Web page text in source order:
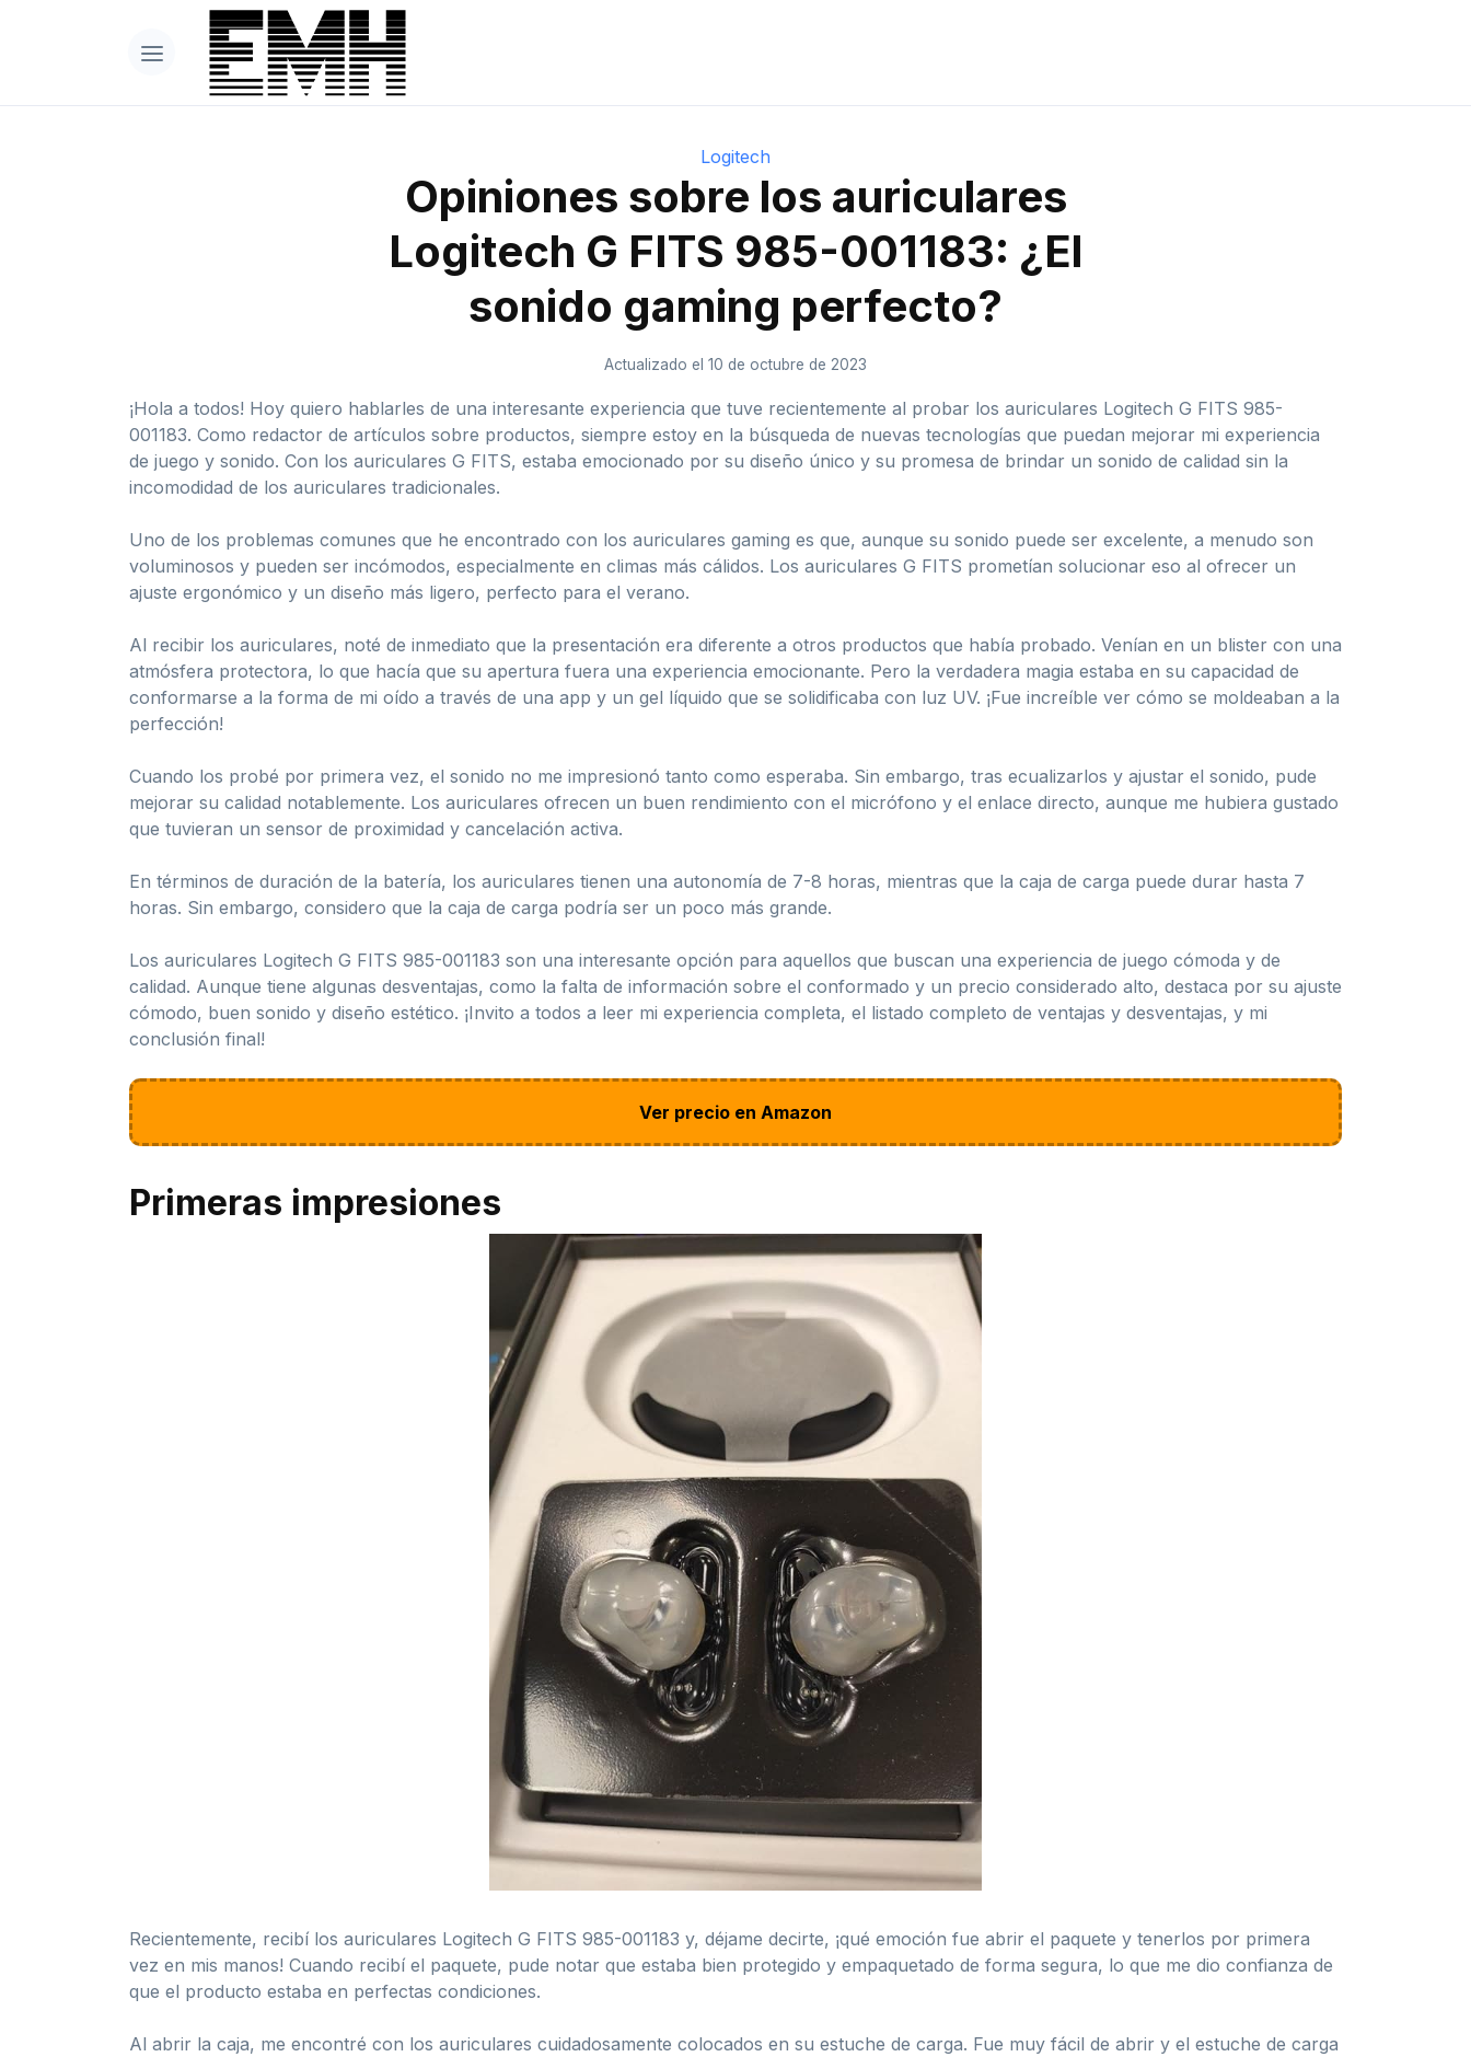
Logitech
Opiniones sobre los auriculares
Logitech G FITS 985-001183: ¿El
sonido gaming perfecto?
Actualizado el 10 de octubre de 2023
¡Hola a todos! Hoy quiero hablarles de una interesante experiencia que tuve recientemente al probar los auriculares Logitech G FITS 985-
001183. Como redactor de artículos sobre productos, siempre estoy en la búsqueda de nuevas tecnologías que puedan mejorar mi experiencia
de juego y sonido. Con los auriculares G FITS, estaba emocionado por su diseño único y su promesa de brindar un sonido de calidad sin la
incomodidad de los auriculares tradicionales.
Uno de los problemas comunes que he encontrado con los auriculares gaming es que, aunque su sonido puede ser excelente, a menudo son
voluminosos y pueden ser incómodos, especialmente en climas más cálidos. Los auriculares G FITS prometían solucionar eso al ofrecer un
ajuste ergonómico y un diseño más ligero, perfecto para el verano.
Al recibir los auriculares, noté de inmediato que la presentación era diferente a otros productos que había probado. Venían en un blister con una
atmósfera protectora, lo que hacía que su apertura fuera una experiencia emocionante. Pero la verdadera magia estaba en su capacidad de
conformarse a la forma de mi oído a través de una app y un gel líquido que se solidificaba con luz UV. ¡Fue increíble ver cómo se moldeaban a la
perfección!
Cuando los probé por primera vez, el sonido no me impresionó tanto como esperaba. Sin embargo, tras ecualizarlos y ajustar el sonido, pude
mejorar su calidad notablemente. Los auriculares ofrecen un buen rendimiento con el micrófono y el enlace directo, aunque me hubiera gustado
que tuvieran un sensor de proximidad y cancelación activa.
En términos de duración de la batería, los auriculares tienen una autonomía de 7-8 horas, mientras que la caja de carga puede durar hasta 7
horas. Sin embargo, considero que la caja de carga podría ser un poco más grande.
Los auriculares Logitech G FITS 985-001183 son una interesante opción para aquellos que buscan una experiencia de juego cómoda y de
calidad. Aunque tiene algunas desventajas, como la falta de información sobre el conformado y un precio considerado alto, destaca por su ajuste
cómodo, buen sonido y diseño estético. ¡Invito a todos a leer mi experiencia completa, el listado completo de ventajas y desventajas, y mi
conclusión final!
Ver precio en Amazon
Primeras impresiones
Recientemente, recibí los auriculares Logitech G FITS 985-001183 y, déjame decirte, ¡qué emoción fue abrir el paquete y tenerlos por primera
vez en mis manos! Cuando recibí el paquete, pude notar que estaba bien protegido y empaquetado de forma segura, lo que me dio confianza de
que el producto estaba en perfectas condiciones.
Al abrir la caja, me encontré con los auriculares cuidadosamente colocados en su estuche de carga. Fue muy fácil de abrir y el estuche de carga